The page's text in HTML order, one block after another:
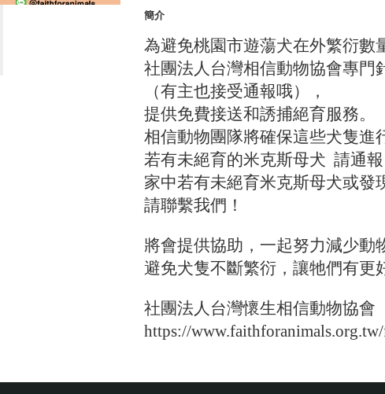
簡介
為避免桃園市遊蕩犬在外繁衍數
社團法人台灣相信動物協會專門
（有主也接受通報哦），
提供免費接送和誘捕絕育服務。
相信動物團隊將確保這些犬隻進
若有未絕育的米克斯母犬 請通報
家中若有未絕育米克斯母犬或發
請聯繫我們！
將會提供協助，一起努力減少動
避免犬隻不斷繁衍，讓牠們有更
社團法人台灣懷生相信動物協會
https://